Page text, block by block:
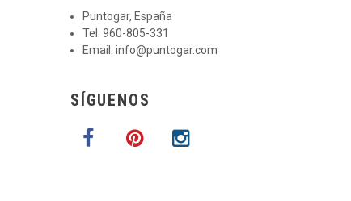
Puntogar, España
Tel. 960-805-331
Email: info@puntogar.com
SÍGUENOS